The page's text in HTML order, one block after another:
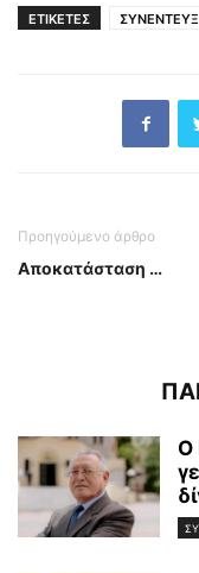
ΕΤΙΚΕΤΕΣ
Προηγούμενο άρθρο
Αποκατάσταση …
Ο